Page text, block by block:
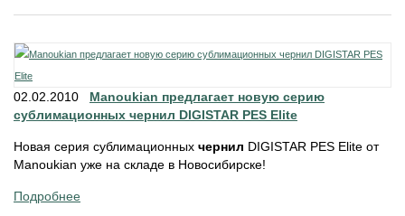
02.02.2010 Manoukian предлагает новую серию
сублимационных чернил DIGISTAR PES Elite
Новая серия сублимационных чернил DIGISTAR PES Elite от
Manoukian уже на складе в Новосибирске!
Подробнее